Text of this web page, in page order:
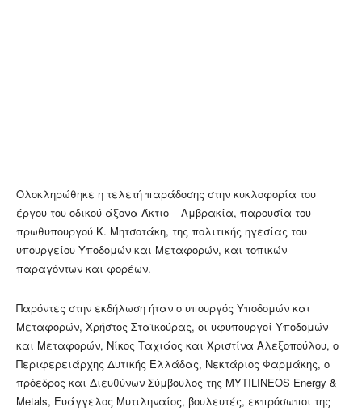
Ολοκληρώθηκε η τελετή παράδοσης στην κυκλοφορία του
έργου του οδικού άξονα Άκτιο – Αμβρακία, παρουσία του
πρωθυπουργού Κ. Μητσοτάκη, της πολιτικής ηγεσίας του
υπουργείου Υποδομών και Μεταφορών, και τοπικών
παραγόντων και φορέων.
Παρόντες στην εκδήλωση ήταν ο υπουργός Υποδομών και
Μεταφορών, Χρήστος Σταϊκούρας, οι υφυπουργοί Υποδομών
και Μεταφορών, Νίκος Ταχιάος και Χριστίνα Αλεξοπούλου, ο
Περιφερειάρχης Δυτικής Ελλάδας, Νεκτάριος Φαρμάκης, ο
πρόεδρος και Διευθύνων Σύμβουλος της MYTILINEOS Energy &
Metals, Ευάγγελος Μυτιληναίος, βουλευτές, εκπρόσωποι της